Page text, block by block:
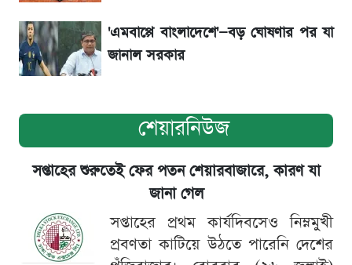
'এমবাপ্পে বাংলাদেশে'—বড় ঘোষণার পর যা
জানাল সরকার
শেয়ারনিউজ
সপ্তাহের শুরুতেই ফের পতন শেয়ারবাজারে, কারণ যা
জানা গেল
সপ্তাহের প্রথম কার্যদিবসেও নিম্নমুখী
প্রবণতা কাটিয়ে উঠতে পারেনি দেশের